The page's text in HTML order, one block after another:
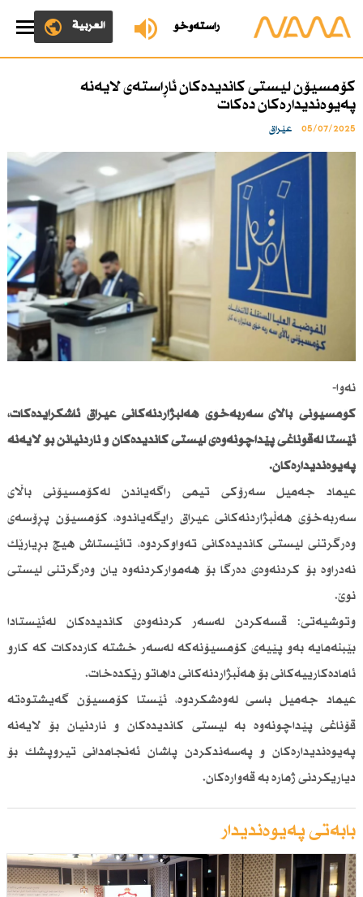
ڕاستەوخۆ العربية
كۆمسیۆن لیستی كاندیدەكان ئاڕاستەی لایەنە
پەیوەندیدارەكان دەكات
05/07/2025 عێراق
نەوا-
كۆمسیۆنی باڵای سەربەخۆی هەڵبژاردنەكانی عیراق ئاشكرایدەكات،
ئێستا لەقۆناغی پێداچونەوەی لیستی كاندیدەكان و ناردنیانن بۆ لایەنە
پەیوەندیدارەكان.
عیماد جەمیل سەرۆكی تیمی راگەیاندن لەكۆمسیۆنی باڵای
سەربەخۆی هەڵبژاردنەكانی عیراق رایگەیاندوە، كۆمسیۆن پڕۆسەی
وەرگرتنی لیستی كاندیدەكانی تەواوكردوە، تائێستاش هیچ بڕیارێك
نەدراوە بۆ كردنەوەی دەرگا بۆ هەمواركردنەوە یان وەرگرتنی لیستی
نوێ.
وتوشیەتی: قسەكردن لەسەر كردنەوەی كاندیدەكان لەئێستادا
بێبنەمایە بەو پێیەی كۆمسیۆنەكە لەسەر خشتە كاردەكات كە كارو
ئامادەكارییەكانی بۆ هەڵبژاردنەكانی داهاتو رێكدەخات.
عیماد جەمیل باسی لەوەشكردوە، ئێستا كۆمسیۆن گەیشتوەتە
قۆناغی پێداچونەوە بە لیستی كاندیدەكان و ناردنیان بۆ لایەنە
پەیوەندیدارەكان و پەسەندكردن پاشان ئەنجامدانی تیروپشك بۆ
دیاریكردنی ژمارە بە قەوارەكان.
بابەتی پەیوەندیدار